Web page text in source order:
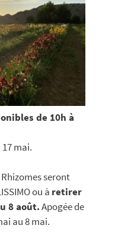
de 10h à
mai.
seront
ou à retirer
8 août.Apogée de
au 8 mai.